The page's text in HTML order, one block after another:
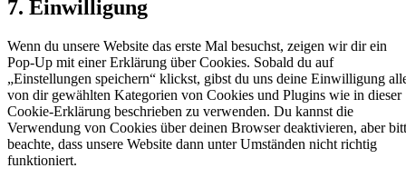
to
sonstiges
7. Einwilligung
Wenn du unsere Website das erste Mal besuchst, zeigen wir dir ein
Pop-Up mit einer Erklärung über Cookies. Sobald du auf
„Einstellungen speichern“ klickst, gibst du uns deine Einwilligung
von dir gewählten Kategorien von Cookies und Plugins wie in dieser
Cookie-Erklärung beschrieben zu verwenden. Du kannst die
Verwendung von Cookies über deinen Browser deaktivieren, aber
beachte, dass unsere Website dann unter Umständen nicht richtig
funktioniert.